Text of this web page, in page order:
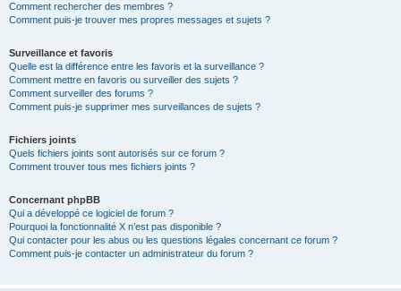
Comment rechercher des membres ?
Comment puis-je trouver mes propres messages et sujets ?
Surveillance et favoris
Quelle est la différence entre les favoris et la surveillance ?
Comment mettre en favoris ou surveiller des sujets ?
Comment surveiller des forums ?
Comment puis-je supprimer mes surveillances de sujets ?
Fichiers joints
Quels fichiers joints sont autorisés sur ce forum ?
Comment trouver tous mes fichiers joints ?
Concernant phpBB
Qui a développé ce logiciel de forum ?
Pourquoi la fonctionnalité X n’est pas disponible ?
Qui contacter pour les abus ou les questions légales concernant ce forum ?
Comment puis-je contacter un administrateur du forum ?